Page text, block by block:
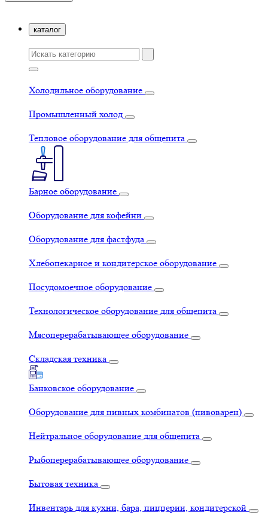
каталог
Холодильное оборудование
Промышленный холод
Тепловое оборудование для общепита
Барное оборудование
Оборудование для кофейни
Оборудование для фастфуда
Хлебопекарное и кондитерское оборудование
Посудомоечное оборудование
Технологическое оборудование для общепита
Мясоперерабатывающее оборудование
Складская техника
Банковское оборудование
Оборудование для пивных комбинатов (пивоварен)
Нейтральное оборудование для общепита
Рыбоперерабатывающее оборудование
Бытовая техника
Инвентарь для кухни, бара, пиццерии, кондитерской